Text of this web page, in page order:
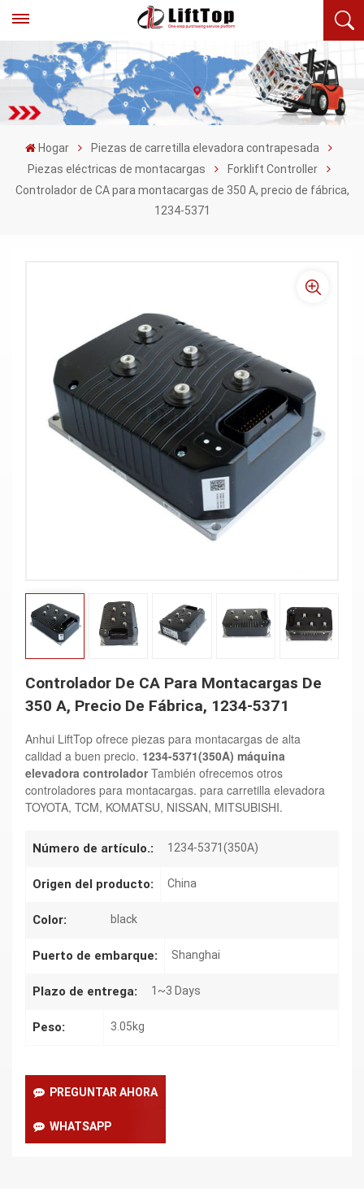
Hogar
Piezas de carretilla elevadora contrapesada
Piezas eléctricas de montacargas
Forklift Controller
Controlador de CA para montacargas de 350 A, precio de fábrica,
1234-5371
Controlador De CA Para Montacargas De
350 A, Precio De Fábrica, 1234-5371
Anhui LiftTop ofrece piezas para montacargas de alta
calidad a buen precio. 1234-5371(350A) máquina
elevadora controladorTambién ofrecemos otros
controladores para montacargas. para carretilla elevadora
TOYOTA, TCM, KOMATSU, NISSAN, MITSUBISHI.
Número de artículo.: 1234-5371(350A)
Origen del producto: China
Color: black
Puerto de embarque: Shanghai
Plazo de entrega: 1~3 Days
Peso: 3.05kg
PREGUNTAR AHORA
WHATSAPP